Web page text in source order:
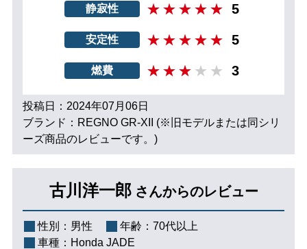
静寂性 5
安定性 5
燃費 3
投稿日：2024年07月06日
ブランド：REGNO GR-XII (※旧モデルまたは同シリ
ーズ商品のレビューです。)
古川洋一郎 さんからのレビュー
性別： 男性 年齢： 70代以上
車種： Honda JADE